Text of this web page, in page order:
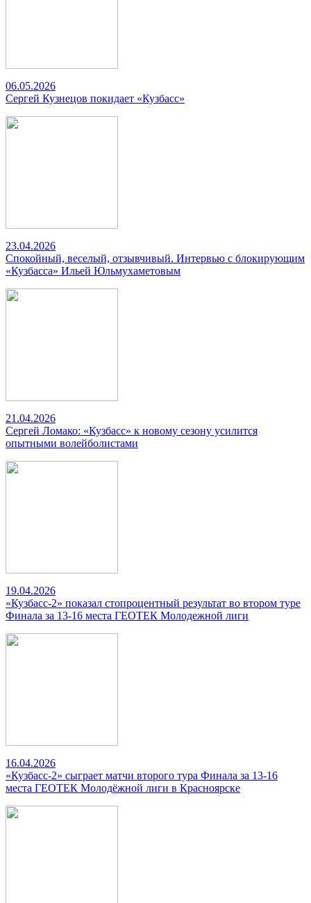
06.05.2026
Сергей Кузнецов покидает «Кузбасс»
23.04.2026
Спокойный, веселый, отзывчивый. Интервью с блокирующим
«Кузбасса» Ильей Юльмухаметовым
21.04.2026
Сергей Ломако: «Кузбасс» к новому сезону усилится
опытными волейболистами
19.04.2026
«Кузбасс-2» показал стопроцентный результат во втором туре
Финала за 13-16 места ГЕОТЕК Молодежной лиги
16.04.2026
«Кузбасс-2» сыграет матчи второго тура Финала за 13-16
места ГЕОТЕК Молодёжной лиги в Красноярске